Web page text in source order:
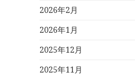
2026年2月
2026年1月
2025年12月
2025年11月